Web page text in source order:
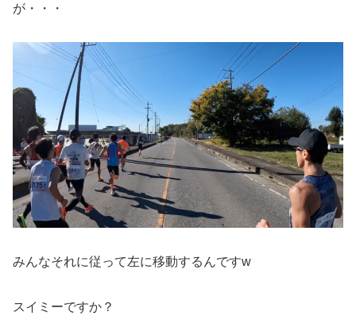
が・・・
みんなそれに従って左に移動するんですw
スイミーですか？